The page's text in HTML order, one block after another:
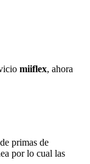
miiflex, ahora
primas de
por lo cual las